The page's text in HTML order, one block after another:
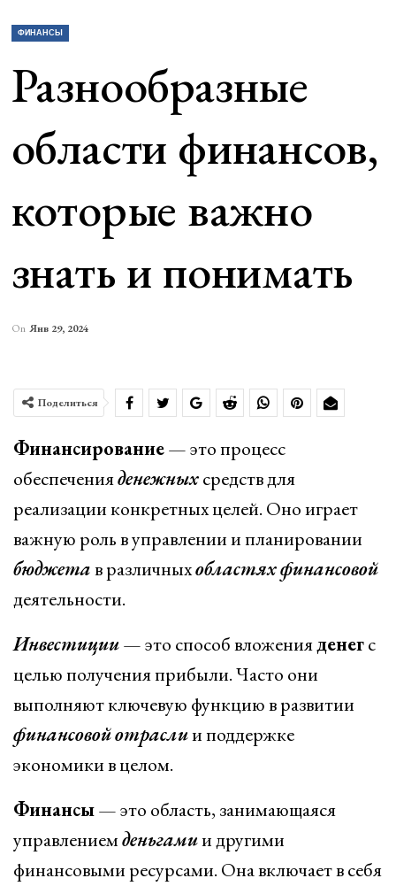
ФИНАНСЫ
Разнообразные
области финансов,
которые важно
знать и понимать
On Янв 29, 2024
Поделиться
Финансирование— это процесс
обеспеченияденежныхсредств для
реализации конкретных целей. Оно играет
важную роль в управлении и планировании
бюджетав различныхобластяхфинансовой
деятельности.
Инвестиции— это способ вложенияденегс
целью получения прибыли. Часто они
выполняют ключевую функцию в развитии
финансовойотраслии поддержке
экономики в целом.
Финансы— это область, занимающаяся
управлениемденьгамии другими
финансовыми ресурсами. Она включает в себя